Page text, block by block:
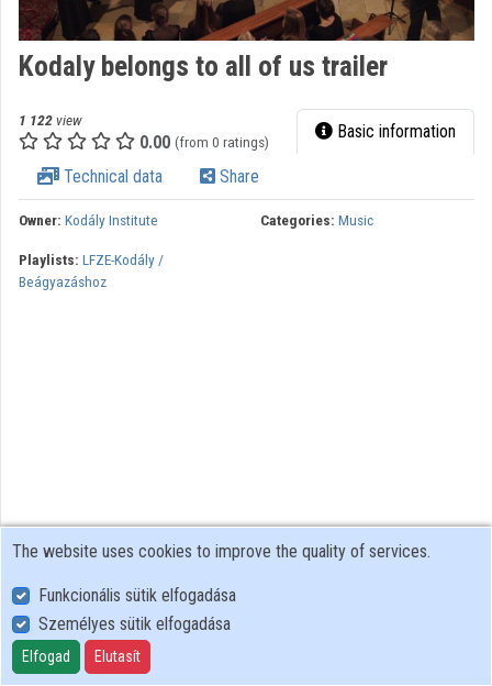
Organizations
Contributors
Appearance:
Kodaly belongs to all of us trailer
1 122 view
0.00 (from 0 ratings) Basic information
Technical data Share
Owner: Kodály Institute Categories: Music
Playlists: LFZE-Kodály /
Beágyazáshoz
User Policy
Adatkezelési tájékoztató (en)
Cookie Policy
The website uses cookies to improve the quality of services.
Funkcionális sütik elfogadása
Személyes sütik elfogadása
Elfogad Elutasít